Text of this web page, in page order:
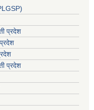
प्रदेश
प्रदेश